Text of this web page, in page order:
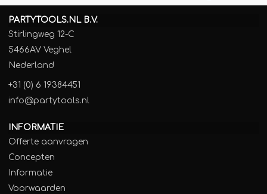
PARTYTOOLS.NL B.V.
Stirlingweg 12-C
5466AV Veghel
Nederland
+31 (0) 6 19384451
info@partytools.nl
INFORMATIE
Offerte aanvragen
Concepten
Informatie
Voorwaarden